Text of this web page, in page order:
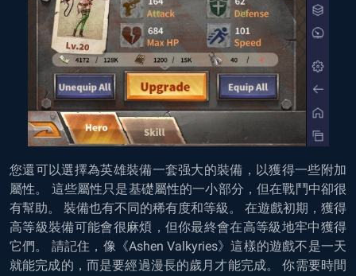
您還可以選擇為英雄裝備一套强大的裝備，以獲得一些附加
屬性。 這些屬性只是基礎屬性的一小部分，但在戰鬥中卻很
有幫助。 裝備也有不同的稀有度和等級。 在遊戲初期，獲得
高等級裝備可能會很麻煩，但你最終會在高等級地牢中獲得
它們。 請記住，像《Ashen Valkyries》這樣的遊戲不是一天
就能完成的，而是要經過漫長的歲月才能完成。 你需要時間